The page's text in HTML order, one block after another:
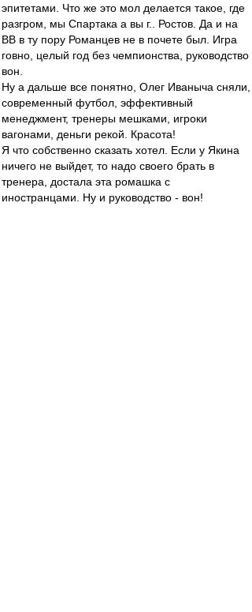
эпитетами. Что же это мол делается такое, где
разгром, мы Спартака а вы г.. Ростов. Да и на
ВВ в ту пору Романцев не в почете был. Игра
говно, целый год без чемпионства, руководство
вон.
Ну а дальше все понятно, Олег Иваныча сняли,
современный футбол, эффективный
менеджмент, тренеры мешками, игроки
вагонами, деньги рекой. Красота!
Я что собственно сказать хотел. Если у Якина
ничего не выйдет, то надо своего брать в
тренера, достала эта ромашка с
иностранцами. Ну и руководство - вон!